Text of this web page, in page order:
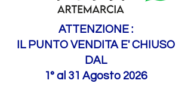
ATTENZIONE :
IL PUNTO VENDITA E' CHIUSO
DAL
1° al 31 Agosto 2026